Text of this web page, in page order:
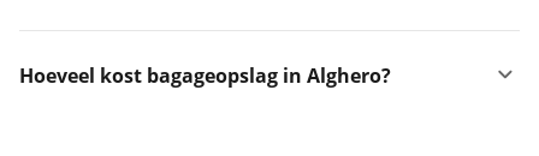
Hoeveel kost bagageopslag in Alghero?